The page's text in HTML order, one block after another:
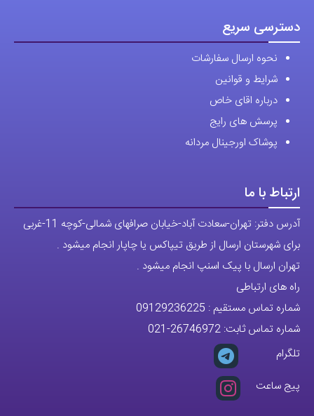
دسترسی سریع
نحوه ارسال سفارشات
شرایط و قوانین
درباره اقای خاص
پرسش های رایج
پوشاک اورجینال مردانه
ارتباط با ما
آدرس دفتر: تهران-سعادت آباد-خیابان صرافهای شمالی-کوچه 11-غربی
برای شهرستان ارسال از طریق تیپاکس یا چاپار انجام میشود .
تهران ارسال با پیک اسنپ انجام میشود .
راه های ارتباطی
شماره تماس مستقیم : 09129236225
شماره تماس ثابت: 26746972
-021
تلگرام
پیج ساعت